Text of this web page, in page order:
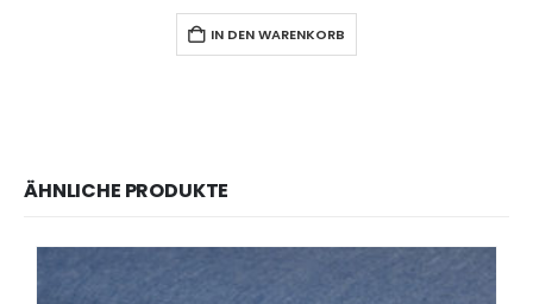
IN DEN WARENKORB
ÄHNLICHE PRODUKTE